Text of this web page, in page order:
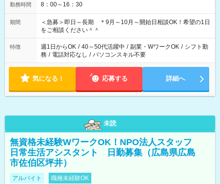
勤務時間 8：00～16：30
期間
＜急募＞即日～長期 ＊9月～10月～開始日相談OK！希望の1日
をご相談ください＾＾
特徴 週1日からOK / 40～50代活躍中 / 副業・WワークOK / シフト勤
務 / 電話対応なし / パソコンスキル不要
気になる！ 応募する 詳細へ
未読
無資格未経験WワークOK！NPO法人スタッフ
日常生活アシスタント 日勤募集（広島県広島
市佐伯区坪井）
アルバイト 職種未経験OK